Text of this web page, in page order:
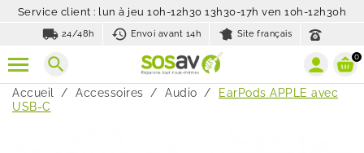
Service client : lun à jeu 10h-12h30 13h30-17h ven 10h-12h30h
local_shipping 24/48h history_toggle_off
Envoi avant 14h Site français
search 0
Accueil Accessoires Audio
EarPods APPLE avec
USB-C